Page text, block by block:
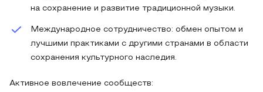
на сохранение и развитие традиционной музыки.
Международное сотрудничество: обмен опытом и
лучшими практиками с другими странами в области
сохранения культурного наследия.
Активное вовлечение сообществ: